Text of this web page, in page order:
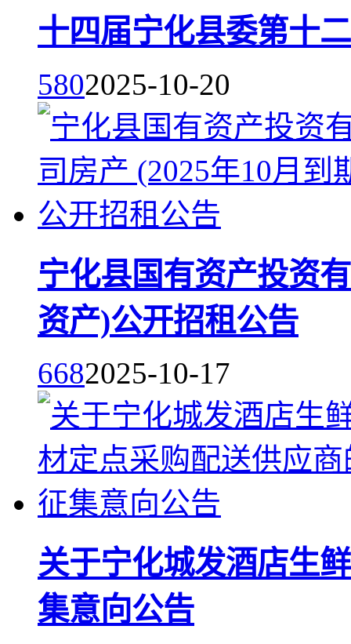
十四届宁化县委第十
5802025-10-20
宁化县国有资产投资
资产)公开招租公告
6682025-10-17
关于宁化城发酒店生
集意向公告